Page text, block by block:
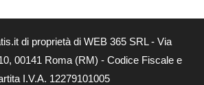
di proprietà di WEB 365 SRL - Via
00141 Roma (RM) - Codice Fiscale e
I.V.A. 12279101005